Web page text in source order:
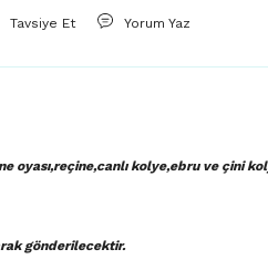
Tavsiye Et Yorum Yaz
oyası,reçine,canlı kolye,ebru ve çini
gönderilecektir.